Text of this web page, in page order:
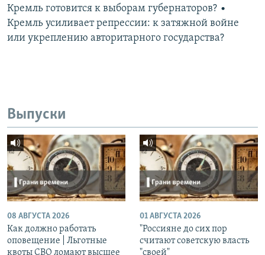
Кремль готовится к выборам губернаторов? •
Кремль усиливает репрессии: к затяжной войне
или укреплению авторитарного государства?
Выпуски
08 АВГУСТА 2026
Как должно работать
оповещение | Льготные
квоты СВО ломают высшее
01 АВГУСТА 2026
"Россияне до сих пор
считают советскую власть
"своей"